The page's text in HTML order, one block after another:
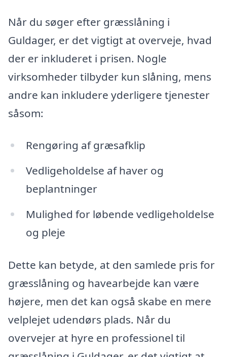
Når du søger efter græsslåning i
Guldager, er det vigtigt at overveje, hvad
der er inkluderet i prisen. Nogle
virksomheder tilbyder kun slåning, mens
andre kan inkludere yderligere tjenester
såsom:
Rengøring af græsafklip
Vedligeholdelse af haver og
beplantninger
Mulighed for løbende vedligeholdelse
og pleje
Dette kan betyde, at den samlede pris for
græsslåning og havearbejde kan være
højere, men det kan også skabe en mere
velplejet udendørs plads. Når du
overvejer at hyre en professionel til